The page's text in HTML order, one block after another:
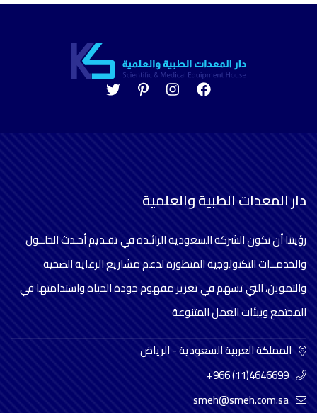
دار المعدات الطبية والعلمية
رؤيتنا أن نكون الشركة السعودية الرائـدة في تقـديم أحـدث الحلــول
والخدمــات التكنولوجية المتطورة لدعم مشاريع الرعاية الصحية
والتموين، التي تسهم في تعزيز مفهوم جودة الحياة واستدامتها في
المجتمع وبيئات العمل المتنوعة
المملكة العربية السعودية - الرياض
+966 (11)4646699
smeh@smeh.com.sa